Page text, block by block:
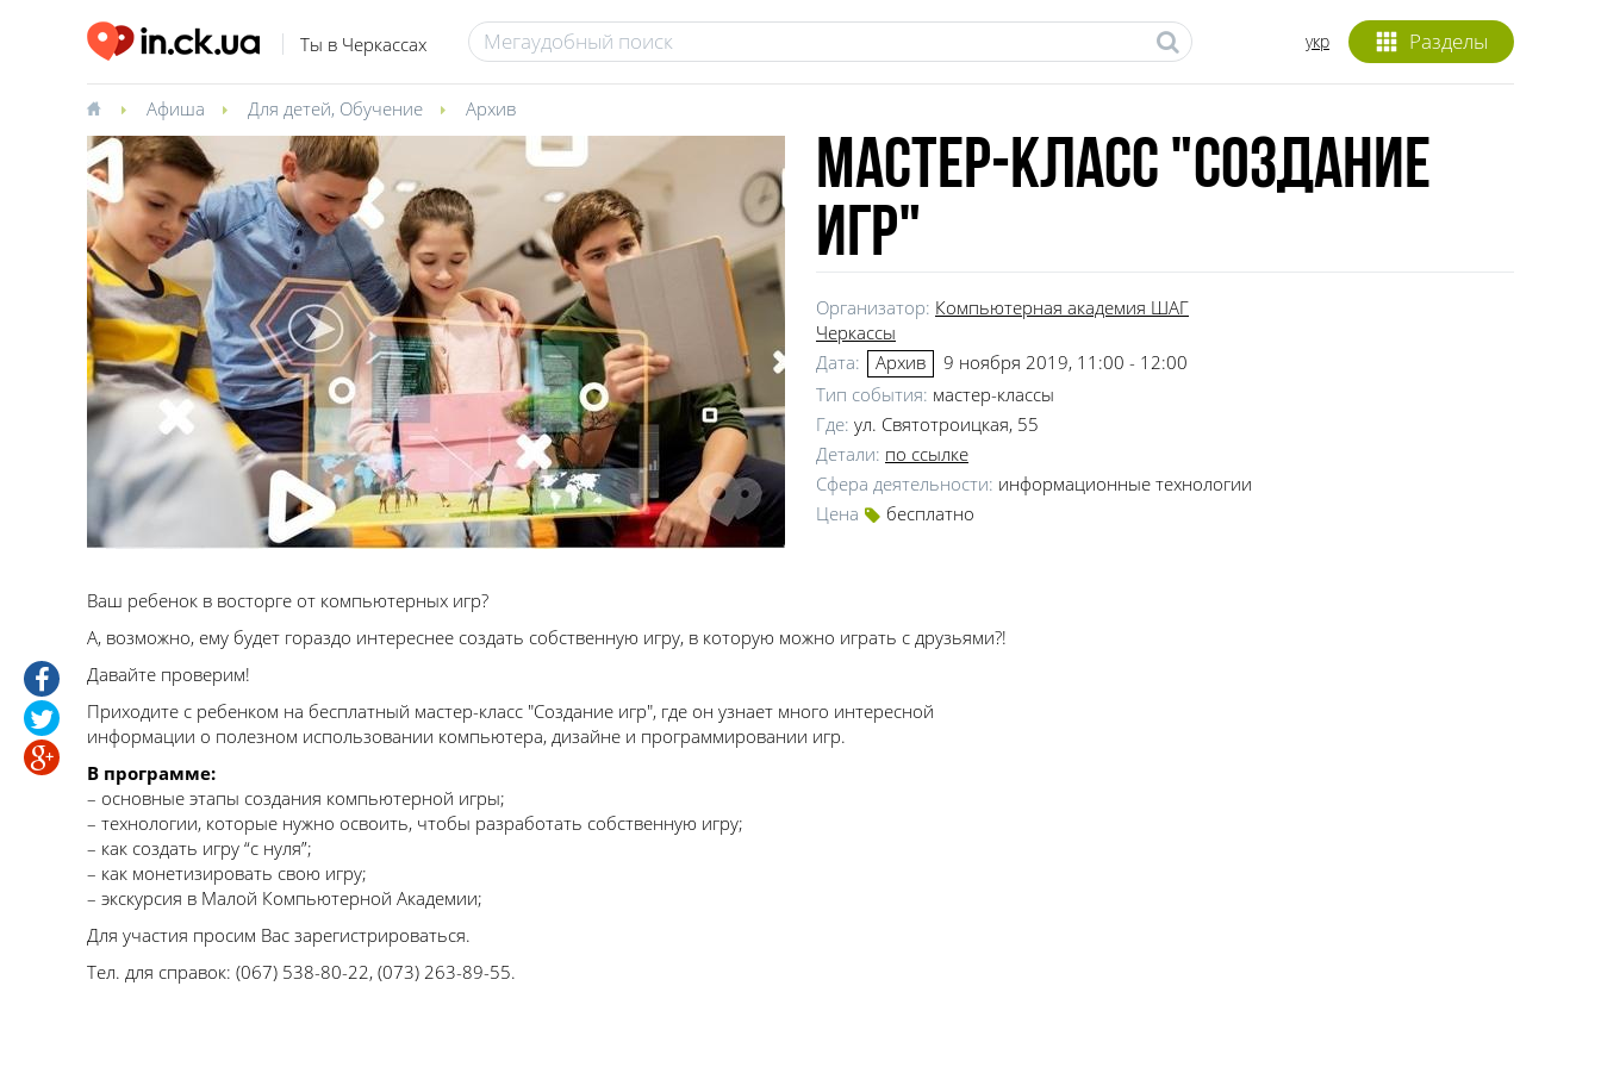
Ты в Черкассах Разделы
укр
Афиша Для детей, Обучение Архив
Мастер-класс "Создание
игр"
Организатор: Компьютерная академия ШАГ
Черкассы
Дата:
Архив
9 ноября 2019, 11:00 - 12:00
Тип события: мастер-классы
Где: ул. Святотроицкая, 55
Детали: по ссылке
Сфера деятельности: информационные технологии
Цена
бесплатно
Ваш ребенок в восторге от компьютерных игр?
А, возможно, ему будет гораздо интереснее создать собственную игру, в которую можно играть с друзьями?!
Давайте проверим!
Приходите с ребенком на бесплатный мастер-класс "Создание игр", где он узнает много интересной
информации о полезном использовании компьютера, дизайне и программировании игр.
В программе:
– основные этапы создания компьютерной игры;
– технологии, которые нужно освоить, чтобы разработать собственную игру;
– как создать игру “с нуля”;
– как монетизировать свою игру;
– экскурсия в Малой Компьютерной Академии;
Для участия просим Вас зарегистрироваться.
Тел. для справок: (067) 538-80-22, (073) 263-89-55.